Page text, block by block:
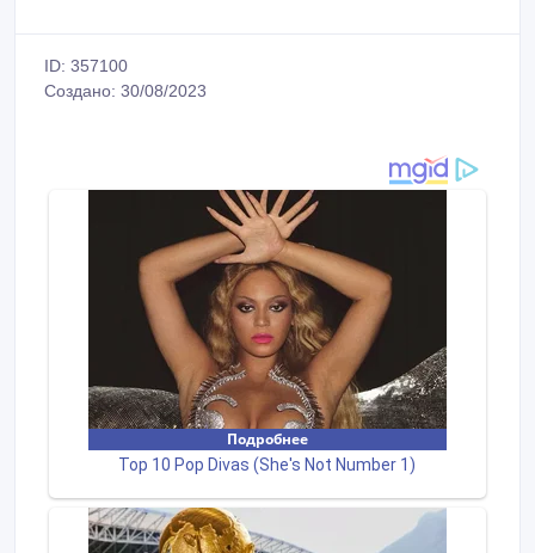
ID: 357100
Создано: 30/08/2023